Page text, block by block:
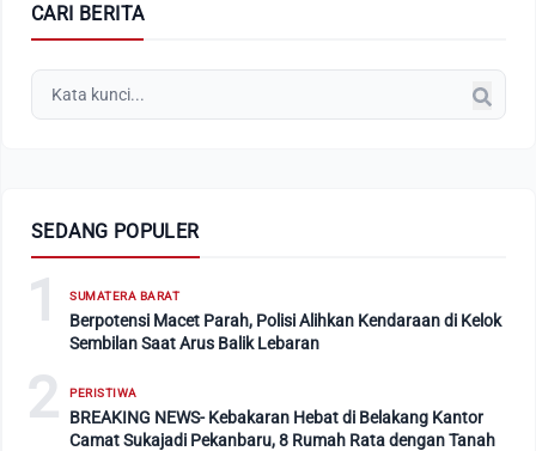
CARI BERITA
SEDANG POPULER
1 SUMATERA BARAT
Berpotensi Macet Parah, Polisi Alihkan Kendaraan di Kelok
Sembilan Saat Arus Balik Lebaran
2 PERISTIWA
BREAKING NEWS- Kebakaran Hebat di Belakang Kantor
Camat Sukajadi Pekanbaru, 8 Rumah Rata dengan Tanah